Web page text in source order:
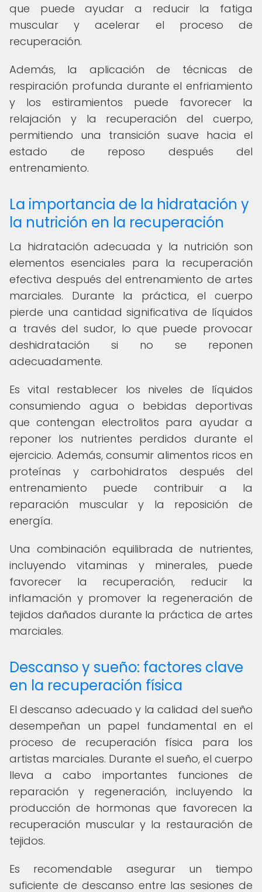
que puede ayudar a reducir la fatiga
muscular y acelerar el proceso de
recuperación.
Además, la aplicación de técnicas de
respiración profunda durante el enfriamiento
y los estiramientos puede favorecer la
relajación y la recuperación del cuerpo,
permitiendo una transición suave hacia el
estado de reposo después del
entrenamiento.
La importancia de la hidratación y
la nutrición en la recuperación
La hidratación adecuada y la nutrición son
elementos esenciales para la recuperación
efectiva después del entrenamiento de artes
marciales. Durante la práctica, el cuerpo
pierde una cantidad significativa de líquidos
a través del sudor, lo que puede provocar
deshidratación si no se reponen
adecuadamente.
Es vital restablecer los niveles de líquidos
consumiendo agua o bebidas deportivas
que contengan electrolitos para ayudar a
reponer los nutrientes perdidos durante el
ejercicio. Además, consumir alimentos ricos en
proteínas y carbohidratos después del
entrenamiento puede contribuir a la
reparación muscular y la reposición de
energía.
Una combinación equilibrada de nutrientes,
incluyendo vitaminas y minerales, puede
favorecer la recuperación, reducir la
inflamación y promover la regeneración de
tejidos dañados durante la práctica de artes
marciales.
Descanso y sueño: factores clave
en la recuperación física
El descanso adecuado y la calidad del sueño
desempeñan un papel fundamental en el
proceso de recuperación física para los
artistas marciales. Durante el sueño, el cuerpo
lleva a cabo importantes funciones de
reparación y regeneración, incluyendo la
producción de hormonas que favorecen la
recuperación muscular y la restauración de
tejidos.
Es recomendable asegurar un tiempo
suficiente de descanso entre las sesiones de